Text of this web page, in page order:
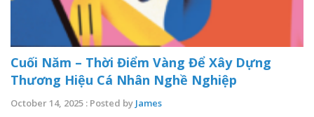
Cuối Năm – Thời Điểm Vàng Để Xây Dựng
Thương Hiệu Cá Nhân Nghề Nghiệp
October 14, 2025 : Posted by James